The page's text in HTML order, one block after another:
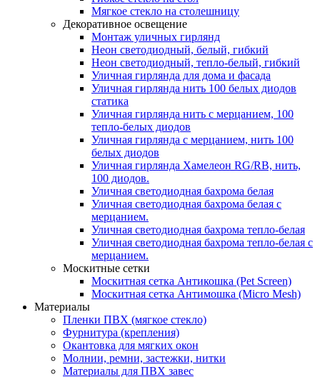
Мягкое стекло на столешницу
Декоративное освещение
Монтаж уличных гирлянд
Неон светодиодный, белый, гибкий
Неон светодиодный, тепло-белый, гибкий
Уличная гирлянда для дома и фасада
Уличная гирлянда нить 100 белых диодов
статика
Уличная гирлянда нить с мерцанием, 100
тепло-белых диодов
Уличная гирлянда с мерцанием, нить 100
белых диодов
Уличная гирлянда Хамелеон RG/RB, нить,
100 диодов.
Уличная светодиодная бахрома белая
Уличная светодиодная бахрома белая с
мерцанием.
Уличная светодиодная бахрома тепло-белая
Уличная светодиодная бахрома тепло-белая с
мерцанием.
Москитные сетки
Москитная сетка Антикошка (Pet Screen)
Москитная сетка Антимошка (Micro Mesh)
Материалы
Пленки ПВХ (мягкое стекло)
Фурнитура (крепления)
Окантовка для мягких окон
Молнии, ремни, застежки, нитки
Материалы для ПВХ завес